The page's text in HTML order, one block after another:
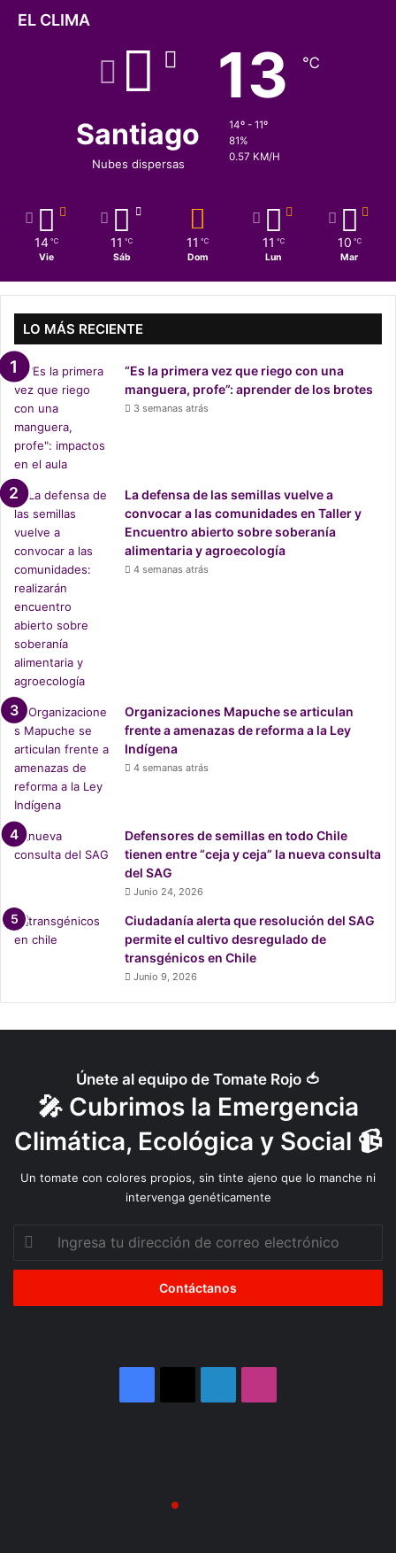
EL CLIMA
Santiago
Nubes dispersas
13 ℃
14º - 11º
81%
0.57 KM/H
14 ℃
Vie
11 ℃
Sáb
11 ℃
Dom
11 ℃
Lun
10 ℃
Mar
LO MÁS RECIENTE
“Es la primera vez que riego con una
manguera, profe”: aprender de los brotes
3 semanas atrás
La defensa de las semillas vuelve a
convocar a las comunidades en Taller y
Encuentro abierto sobre soberanía
alimentaria y agroecología
4 semanas atrás
Organizaciones Mapuche se articulan
frente a amenazas de reforma a la Ley
Indígena
4 semanas atrás
Defensores de semillas en todo Chile
tienen entre “ceja y ceja” la nueva consulta
del SAG
Junio 24, 2026
Ciudadanía alerta que resolución del SAG
permite el cultivo desregulado de
transgénicos en Chile
Junio 9, 2026
Únete al equipo de Tomate Rojo 🍅
🎤 Cubrimos la Emergencia
Climática, Ecológica y Social 📹
Un tomate con colores propios, sin tinte ajeno que lo manche ni
intervenga genéticamente
Ingresa
dirección
correo